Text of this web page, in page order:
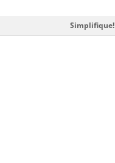
Simplifique!